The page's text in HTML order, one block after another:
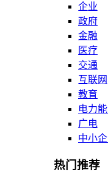
企业
政府
金融
医疗
交通
互联网
教育
电力
广电
中小
热门推荐